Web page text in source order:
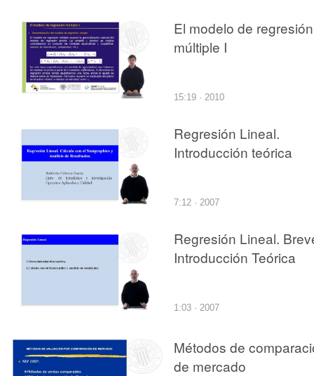
El modelo de regresión
múltiple I
15:19 · 2010
Regresión Lineal.
Introducción teórica
7:12 · 2007
Regresión Lineal.
Introducción Teórica
1:03 · 2007
Métodos de
de mercado